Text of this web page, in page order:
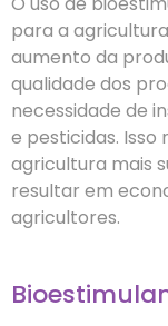
para a
aumento da
qualidade dos
necessidade de
e pesticidas.
agricultura mais
resultar em
agricultores.